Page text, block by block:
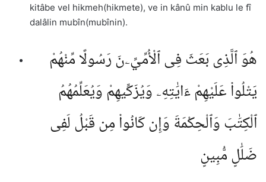
kitâbe vel hikmeh(hikmete), ve in kânû min kablu le fî
dalâlin mubîn(mubînin).
هُوَ ٱلَّذِى بَعَثَ فِى ٱلْأُمِّيِّۦنَ رَسُولًا مِّنْهُمْ
يَتْلُوا۟ عَلَيْهِمْ ءَايَٰتِهِۦ وَيُزَكِّيهِمْ وَيُعَلِّمُهُمُ
ٱلْكِتَٰبَ وَٱلْحِكْمَةَ وَإِن كَانُوا۟ مِن قَبْلُ لَفِى
ضَلَٰلٍ مُّبِينٍ